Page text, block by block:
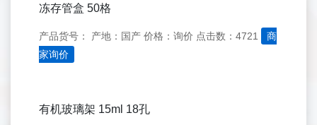
冻存管盒 50格
产品货号： 产地：国产 价格：询价 点击数：4721
商
家询价
有机玻璃架 15ml 18孔